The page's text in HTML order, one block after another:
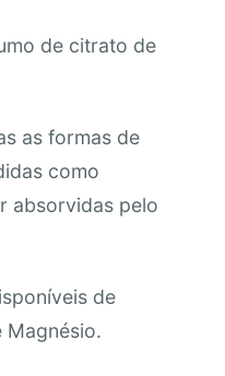
de citrato de
as formas de
como
absorvidas pelo
de
Magnésio.